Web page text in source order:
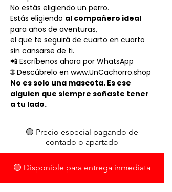
No estás eligiendo un perro.
Estás eligiendo al compañero ideal
para años de aventuras,
el que te seguirá de cuarto en cuarto
sin cansarse de ti.
📲 Escríbenos ahora por WhatsApp
🌐 Descúbrelo en www.UnCachorro.shop
No es solo una mascota. Es ese
alguien que siempre soñaste tener
a tu lado.
🟢 Precio especial pagando de
contado o apartado
🟢 Disponible para entrega inmediata